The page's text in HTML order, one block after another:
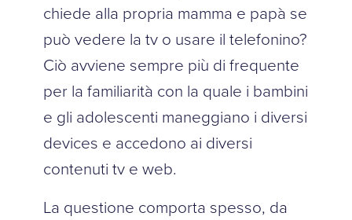
chiede alla propria mamma e papà se
può vedere la tv o usare il telefonino?
Ciò avviene sempre più di frequente
per la familiarità con la quale i bambini
e gli adolescenti maneggiano i diversi
devices e accedono ai diversi
contenuti tv e web.
La questione comporta spesso, da